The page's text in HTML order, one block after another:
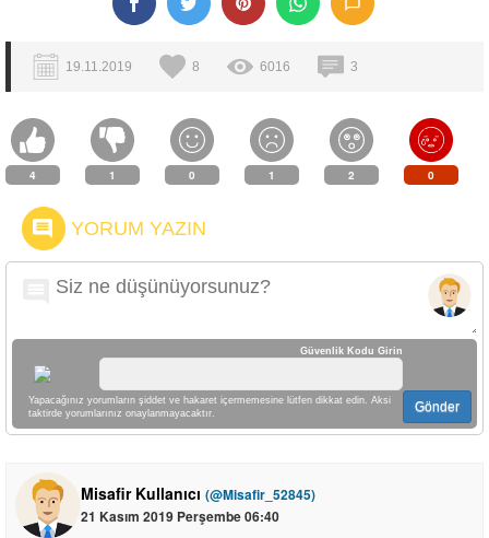
19.11.2019 8 6016 3
4 1 0 1 2 0
YORUM YAZIN
Güvenlik Kodu Girin
Yapacağınız yorumların şiddet ve hakaret içermemesine lütfen dikkat edin. Aksi
taktirde yorumlarınız onaylanmayacaktır.
Gönder
Misafir Kullanıcı (@Misafir_52845)
21 Kasım 2019 Perşembe 06:40